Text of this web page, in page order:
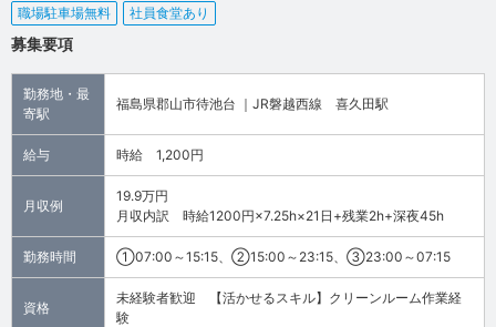
職場駐車場無料
社員食堂あり
募集要項
勤務地・最
寄駅
福島県郡山市待池台 ｜JR磐越西線 喜久田駅
給与 時給 1,200円
月収例
19.9万円
月収内訳 時給1200円×7.25h×21日+残業2h+深夜45h
勤務時間 ①07:00～15:15、②15:00～23:15、③23:00～07:15
資格
未経験者歓迎 【活かせるスキル】クリーンルーム作業経
験